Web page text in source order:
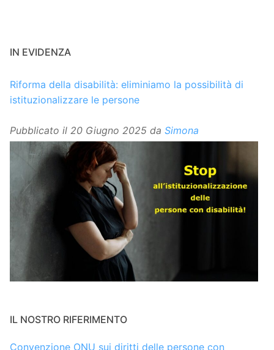
IN EVIDENZA
Riforma della disabilità: eliminiamo la possibilità di
istituzionalizzare le persone
Pubblicato il 20 Giugno 2025 da Simona
IL NOSTRO RIFERIMENTO
Convenzione ONU sui diritti delle persone con